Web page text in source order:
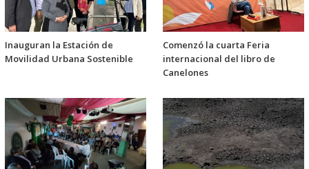
Inauguran la Estación de
Movilidad Urbana Sostenible
Comenzó la cuarta Feria
internacional del libro de
Canelones